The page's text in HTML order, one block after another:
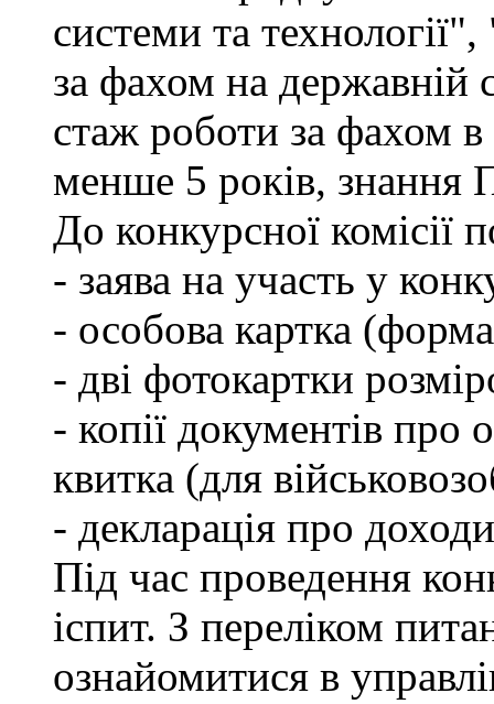
системи та
за фахом на державній
стаж роботи за фахом
менше 5 років, знання
До конкурсної комісії
- заява на участь у
- особова картка
- дві фотокартки
- копії документів про
квитка (для
- декларація про
Під час проведення
іспит. З переліком
ознайомитися в